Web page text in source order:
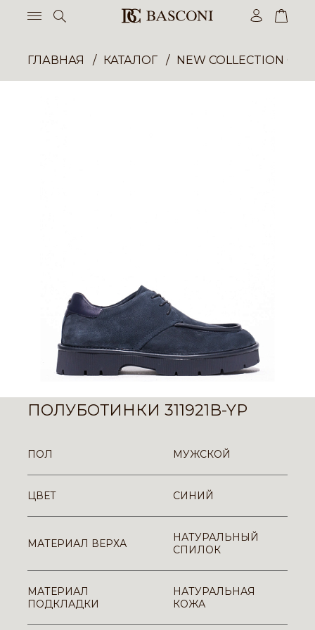
ГЛАВНАЯ КАТАЛОГ NEW COLLECTION
ПОЛУБОТИНКИ 311921B-YP
ПОЛ МУЖСКОЙ
ЦВЕТ СИНИЙ
МАТЕРИАЛ ВЕРХА
НАТУРАЛЬНЫЙ
СПИЛОК
МАТЕРИАЛ
ПОДКЛАДКИ
НАТУРАЛЬНАЯ
КОЖА